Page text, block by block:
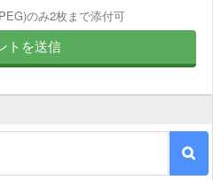
のみ2枚まで添付可